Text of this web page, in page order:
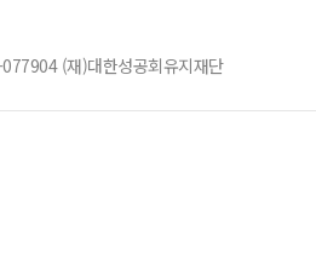
(재)대한성공회유지재단